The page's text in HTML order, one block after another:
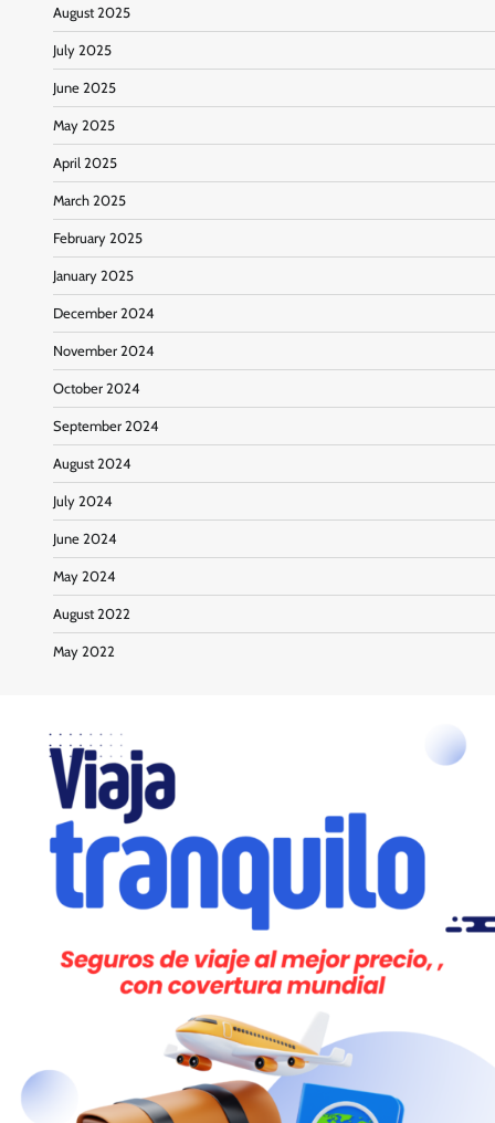
August 2025
July 2025
June 2025
May 2025
April 2025
March 2025
February 2025
January 2025
December 2024
November 2024
October 2024
September 2024
August 2024
July 2024
June 2024
May 2024
August 2022
May 2022